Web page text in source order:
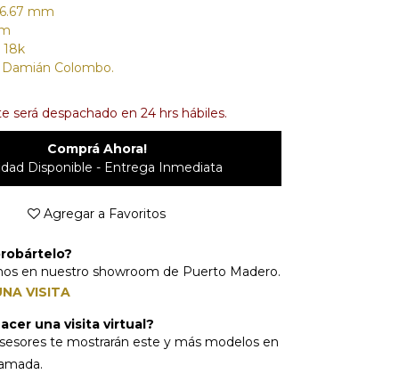
mm
18k
Colombo.
será despachado en 24 hrs hábiles.
Comprá Ahora!
Disponible - Entrega Inmediata
Agregar a Favoritos
en nuestro showroom de Puerto Madero.
VISITA
una visita virtual?
te mostrarán este y más modelos en